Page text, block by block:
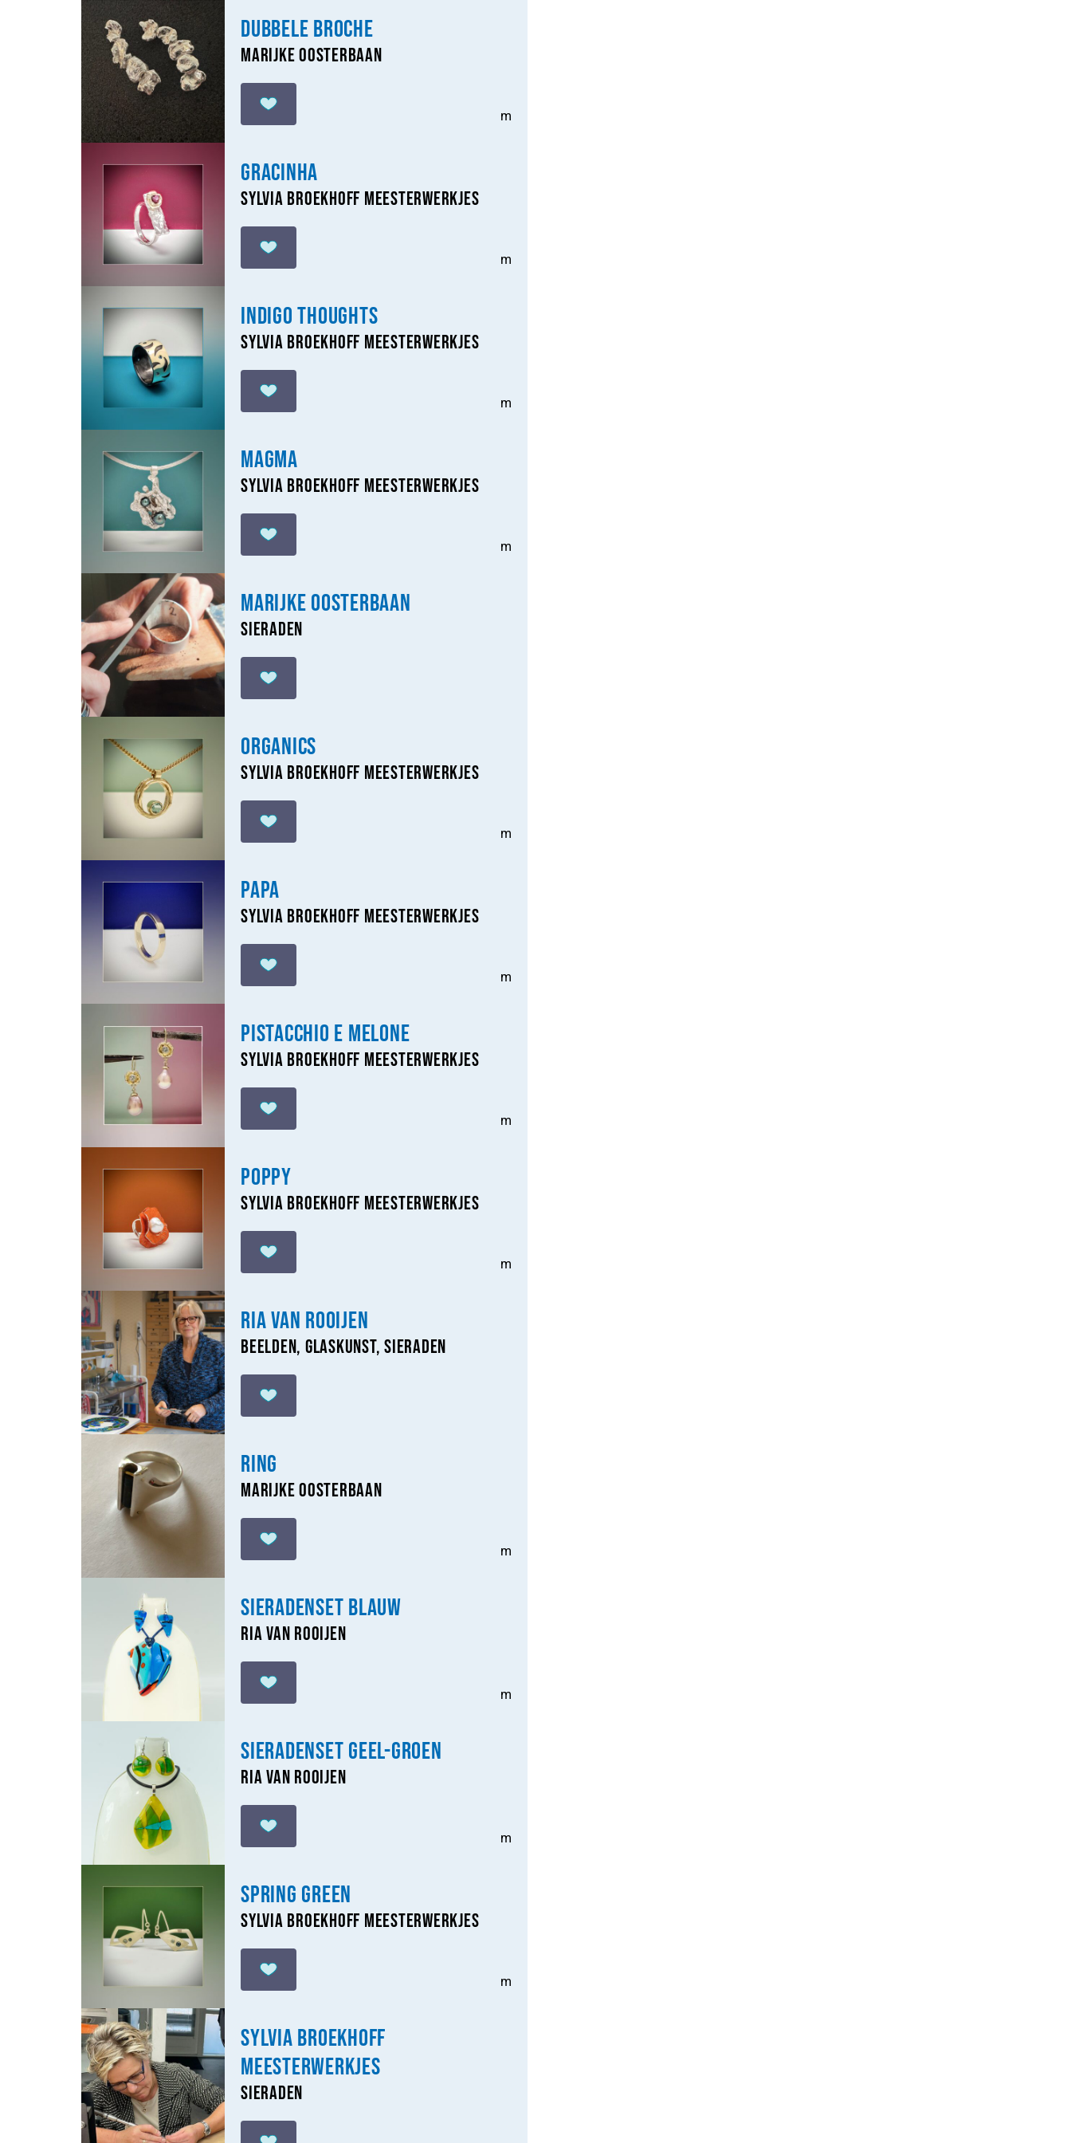
Dubbele broche
Marijke Oosterbaan
m
Gracinha
Sylvia Broekhoff Meesterwerkjes
m
Indigo Thoughts
Sylvia Broekhoff Meesterwerkjes
m
Magma
Sylvia Broekhoff Meesterwerkjes
m
Marijke Oosterbaan
Sieraden
Organics
Sylvia Broekhoff Meesterwerkjes
m
Papa
Sylvia Broekhoff Meesterwerkjes
m
Pistacchio e Melone
Sylvia Broekhoff Meesterwerkjes
m
Poppy
Sylvia Broekhoff Meesterwerkjes
m
Ria van Rooijen
Beelden, Glaskunst, Sieraden
Ring
Marijke Oosterbaan
m
Sieradenset blauw
Ria van Rooijen
m
Sieradenset geel-groen
Ria van Rooijen
m
Spring Green
Sylvia Broekhoff Meesterwerkjes
m
Sylvia Broekhoff
Meesterwerkjes
Sieraden